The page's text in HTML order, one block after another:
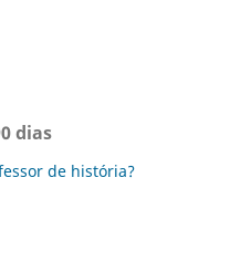
dias
de história?